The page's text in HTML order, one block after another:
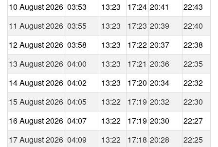
10 August 2026 03:53 13:23 17:24 20:41
22:43
11 August 2026 03:55 13:23 17:23 20:39
22:40
12 August 2026 03:58 13:23 17:22 20:37
22:38
13 August 2026 04:00 13:23 17:21 20:36
22:35
14 August 2026 04:02 13:23 17:20 20:34
22:32
15 August 2026 04:05 13:22 17:19 20:32
22:30
16 August 2026 04:07 13:22 17:19 20:30
22:27
17 August 2026 04:09 13:22 17:18 20:28
22:25